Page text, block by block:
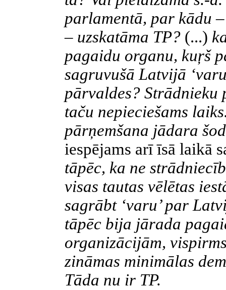
parlamentā, par kādu
– uzskatāma TP? (...)
pagaidu organu, kuŗš
sagruvušā Latvijā
pārvaldes? Strādnieku
taču nepieciešams
pārņemšana jādara
iespējams arī īsā laikā
tāpēc, ka ne
visas tautas vēlētas
sagrābt ‘varu’ par
tāpēc bija jārada
organizācijām,
zināmas minimālas
Tāda nu ir TP.